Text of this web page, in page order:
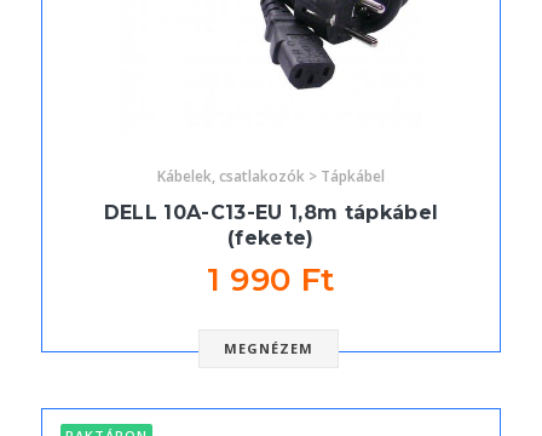
Kábelek, csatlakozók > Tápkábel
DELL 10A-C13-EU 1,8m tápkábel
(fekete)
1 990 Ft
MEGNÉZEM